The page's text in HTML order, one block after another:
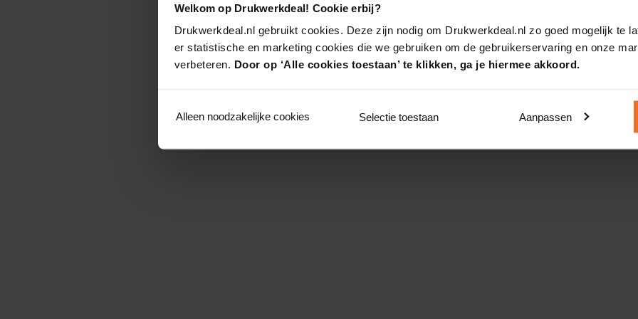
Welkom op Drukwerkdeal! Cookie erbij?
Drukwerkdeal.nl gebruikt cookies. Deze zijn nodig om Drukwerkdeal.nl zo goed mogelijk te
er statistische en marketing cookies die we gebruiken om de gebruikerservaring en onze
verbeteren. Door op ‘Alle cookies toestaan’ te klikken, ga je hiermee akkoord.
Alleen noodzakelijke cookies Selectie toestaan Aanpassen